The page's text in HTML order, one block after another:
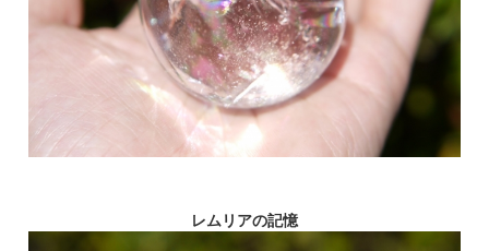
レムリアの記憶